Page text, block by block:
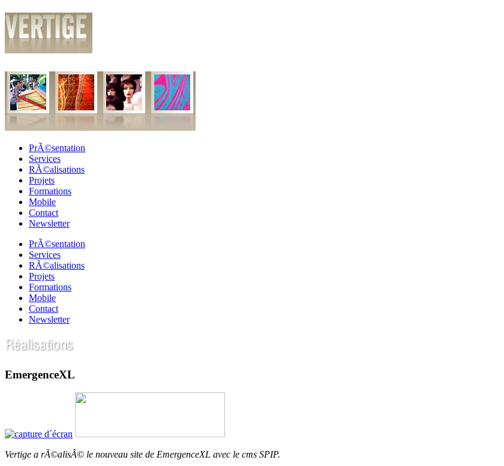
PrÃ©sentation
Services
RÃ©alisations
Projets
Formations
Mobile
Contact
Newsletter
PrÃ©sentation
Services
RÃ©alisations
Projets
Formations
Mobile
Contact
Newsletter
EmergenceXL
Vertige a rÃ©alisÃ© le nouveau site de EmergenceXL avec le cms SPIP.